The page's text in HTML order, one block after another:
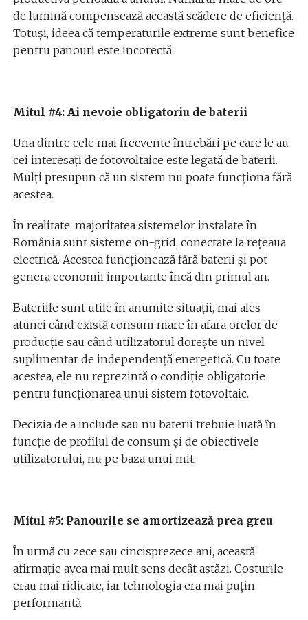
de lumină compensează această scădere de eficiență.
Totuși, ideea că temperaturile extreme sunt benefice
pentru panouri este incorectă.
Mitul #4: Ai nevoie obligatoriu de baterii
Una dintre cele mai frecvente întrebări pe care le au
cei interesați de fotovoltaice este legată de baterii.
Mulți presupun că un sistem nu poate funcționa fără
acestea.
În realitate, majoritatea sistemelor instalate în
România sunt sisteme on-grid, conectate la rețeaua
electrică. Acestea funcționează fără baterii și pot
genera economii importante încă din primul an.
Bateriile sunt utile în anumite situații, mai ales
atunci când există consum mare în afara orelor de
producție sau când utilizatorul dorește un nivel
suplimentar de independență energetică. Cu toate
acestea, ele nu reprezintă o condiție obligatorie
pentru funcționarea unui sistem fotovoltaic.
Decizia de a include sau nu baterii trebuie luată în
funcție de profilul de consum și de obiectivele
utilizatorului, nu pe baza unui mit.
Mitul #5: Panourile se amortizează prea greu
În urmă cu zece sau cincisprezece ani, această
afirmație avea mai mult sens decât astăzi. Costurile
erau mai ridicate, iar tehnologia era mai puțin
performantă.